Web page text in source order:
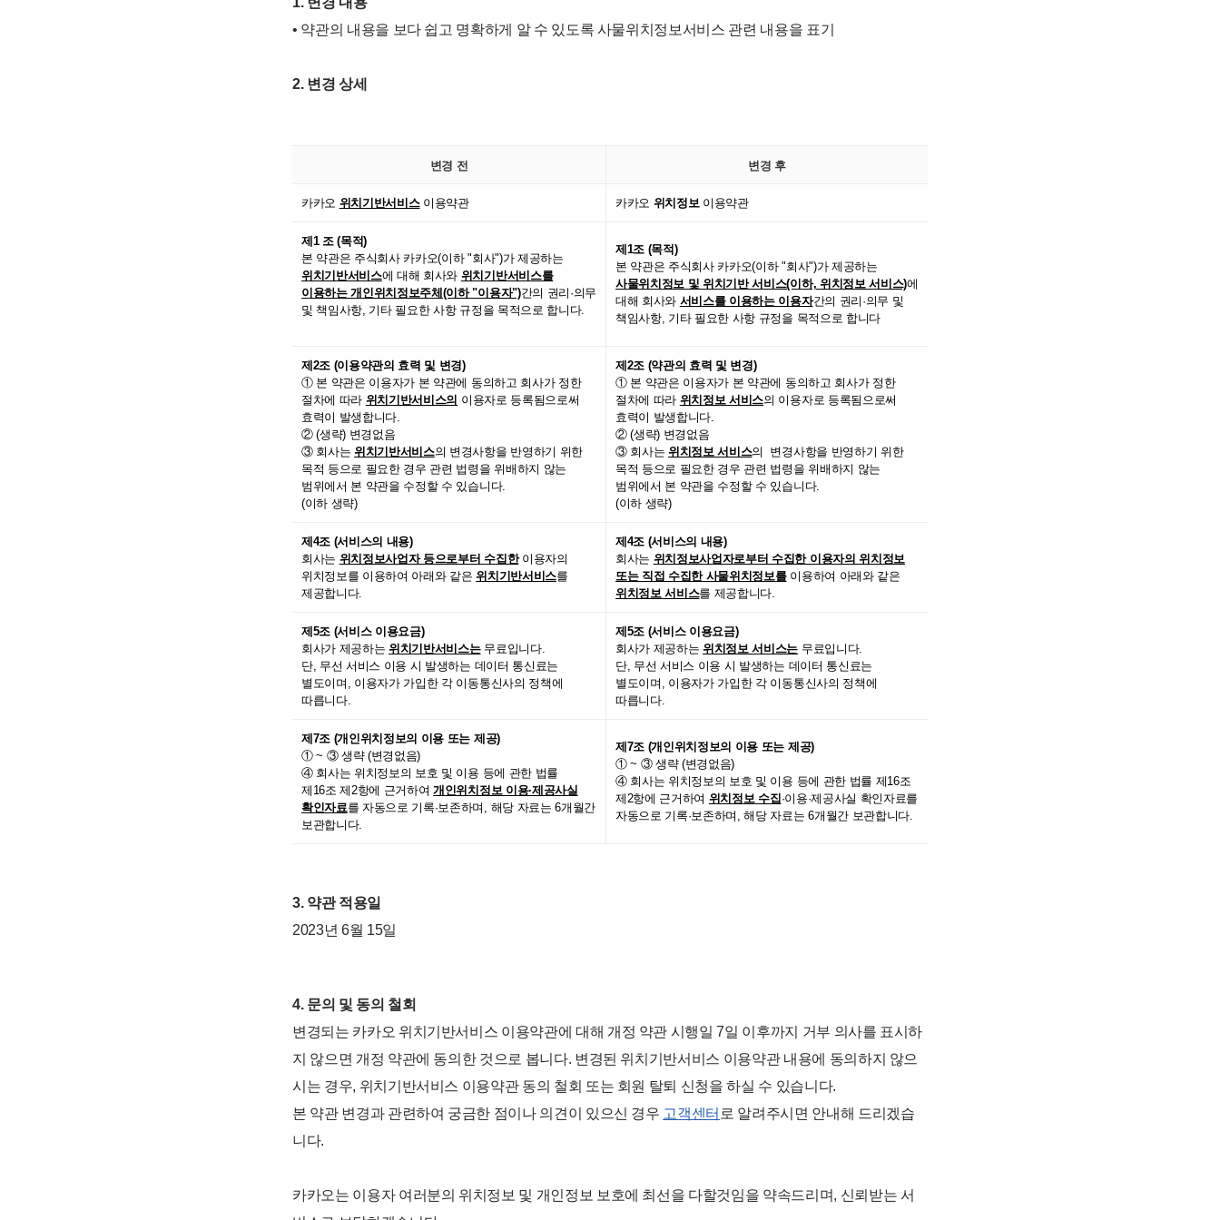
• 약관의 내용을 보다 쉽고 명확하게 알 수 있도록 사물위치정보서비스 관련 내용을 표기
2. 변경 상세
변경 전 변경 후
카카오 위치기반서비스이용약관 카카오 위치정보이용약관
제1 조 (목적)
본 약관은 주식회사 카카오(이하 "회사")가 제공하는
위치기반서비스에 대해 회사와 위치기반서비스를
이용하는 개인위치정보주체(이하 "이용자")간의 권리·의무
및 책임사항, 기타 필요한 사항 규정을 목적으로 합니다.
제1조 (목적)
본 약관은 주식회사 카카오(이하 "회사")가 제공하는
사물위치정보 및 위치기반 서비스(이하, 위치정보 서비스)에
대해 회사와 서비스를 이용하는 이용자간의 권리·의무 및
책임사항, 기타 필요한 사항 규정을 목적으로 합니다
제2조 (이용약관의 효력 및 변경)
① 본 약관은 이용자가 본 약관에 동의하고 회사가 정한
절차에 따라 위치기반서비스의 이용자로 등록됨으로써
효력이 발생합니다.
② (생략) 변경없음
③ 회사는위치기반서비스의 변경사항을 반영하기 위한
목적 등으로 필요한 경우 관련 법령을 위배하지 않는
범위에서 본 약관을 수정할 수 있습니다.
(이하 생략)
제2조 (약관의 효력 및 변경)
① 본 약관은 이용자가 본 약관에 동의하고 회사가 정한
절차에 따라 위치정보 서비스의 이용자로 등록됨으로써
효력이 발생합니다.
② (생략) 변경없음
③ 회사는위치정보 서비스의 변경사항을 반영하기 위한
목적 등으로 필요한 경우 관련 법령을 위배하지 않는
범위에서 본 약관을 수정할 수 있습니다.
(이하 생략)
제4조 (서비스의 내용)
회사는 위치정보사업자 등으로부터 수집한 이용자의
위치정보를 이용하여 아래와 같은위치기반서비스를
제공합니다.
제4조 (서비스의 내용)
회사는 위치정보사업자로부터 수집한 이용자의 위치정보
또는 직접 수집한 사물위치정보를이용하여 아래와 같은
위치정보 서비스를 제공합니다.
제5조 (서비스 이용요금)
회사가 제공하는위치기반서비스는무료입니다.
단, 무선 서비스 이용 시 발생하는 데이터 통신료는
별도이며, 이용자가 가입한 각 이동통신사의 정책에
따릅니다.
제5조 (서비스 이용요금)
회사가 제공하는위치정보 서비스는 무료입니다.
단, 무선 서비스 이용 시 발생하는 데이터 통신료는
별도이며, 이용자가 가입한 각 이동통신사의 정책에
따릅니다.
제7조 (개인위치정보의 이용 또는 제공)
① ~ ③ 생략 (변경없음)
④ 회사는 위치정보의 보호 및 이용 등에 관한 법률
제16조 제2항에 근거하여개인위치정보 이용·제공사실
확인자료를 자동으로 기록·보존하며, 해당 자료는 6개월간
보관합니다.
제7조 (개인위치정보의 이용 또는 제공)
① ~ ③ 생략 (변경없음)
④ 회사는 위치정보의 보호 및 이용 등에 관한 법률 제16조
제2항에 근거하여 위치정보 수집 ·이용·제공사실 확인자료를
자동으로 기록·보존하며, 해당 자료는 6개월간 보관합니다.
3. 약관 적용일
2023년 6월 15일
4. 문의 및 동의 철회
변경되는 카카오 위치기반서비스 이용약관에 대해 개정 약관 시행일 7일 이후까지 거부 의사를 표시하
지 않으면 개정 약관에 동의한 것으로 봅니다. 변경된 위치기반서비스 이용약관 내용에 동의하지 않으
시는 경우, 위치기반서비스 이용약관 동의 철회 또는 회원 탈퇴 신청을 하실 수 있습니다.
본 약관 변경과 관련하여 궁금한 점이나 의견이 있으신 경우 고객센터 로 알려주시면 안내해 드리겠습
니다.
카카오는 이용자 여러분의 위치정보 및 개인정보 보호에 최선을 다할것임을 약속드리며, 신뢰받는 서